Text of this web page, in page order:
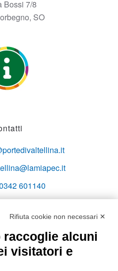
Bossi 7/8
SO
601140
apertura
Rifiuta cookie non necessari ✕
raccoglie alcuni
visitatori e